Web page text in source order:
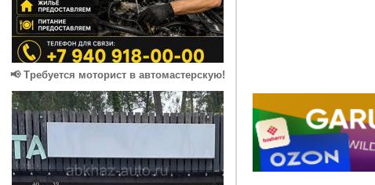
📢 Требуется моторист в автомастерскую!